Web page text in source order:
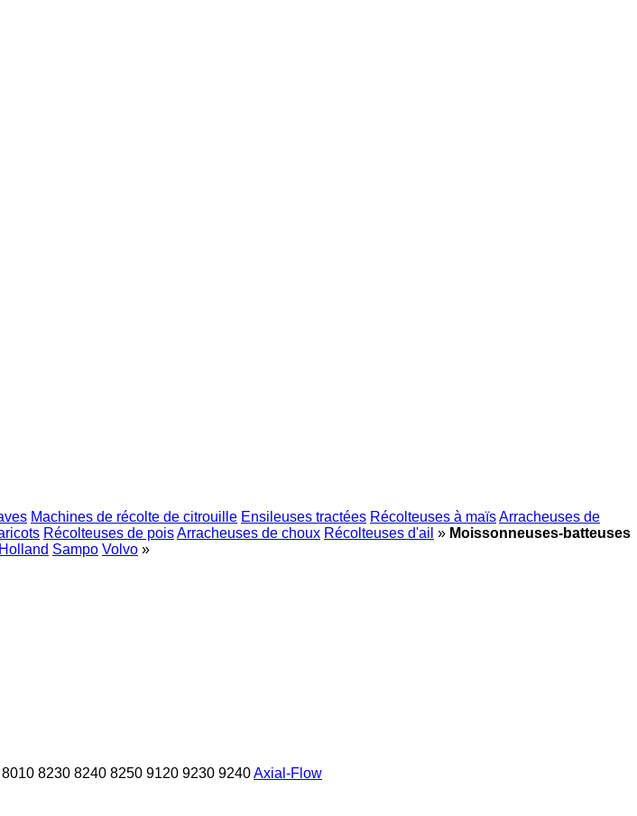
Machines de récolte de citrouille Ensileuses tractées Récolteuses à maïsArracheuses de
Récolteuses de poisArracheuses de choux Récolteuses d'ail » Moissonneuses-batteuses
Sampo Volvo »
8010 8230 8240 8250 9120 9230 9240Axial-Flow